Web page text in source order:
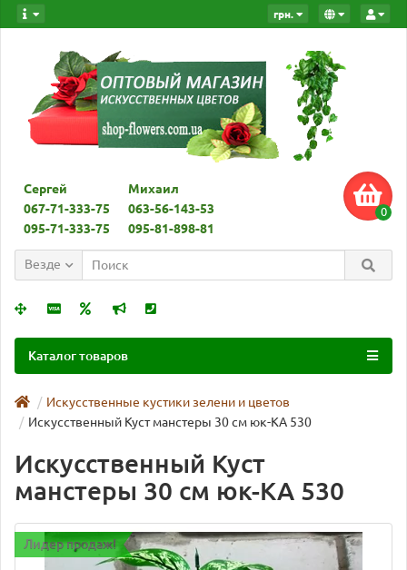
грн.
Сергей
067-71-333-75
095-71-333-75
Михаил
063-56-143-53
095-81-898-81
0
Везде
Каталог товаров
Искусcтвенные кустики зелени и цветов
Искусственный Куст манстеры 30 см юк-КА 530
Искусственный Куст
манстеры 30 см юк-КА 530
Лидер продаж!